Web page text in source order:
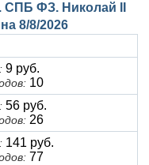
СПБ ФЗ. Николай II
8/8/2026
9 руб.
10
56 руб.
26
141 руб.
77